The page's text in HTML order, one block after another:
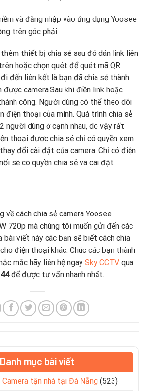
và đăng nhập vào ứng dụng Yoosee
trên góc phải.
thêm thiết bị chia sẻ sau đó dán link liên
hoặc chọn quét để quét mã QR
đến liên kết là bạn đã chia sẻ thành
được camera.Sau khi điền link hoặc
công. Người dùng có thể theo dõi
điện thoại của mình. Quá trình chia sẻ
người dùng ở cạnh nhau, do vậy rất
thoại được chia sẻ chỉ có quyền xem
đổi cài đặt của camera. Chỉ có điện
sẽ có quyền chia sẻ và cài đặt
về cách chia sẻ camera Yoosee
720p mà chúng tôi muốn gửi đến các
bài viết này các bạn sẽ biết cách chia
điện thoại khác. Chúc các bạn thành
mắc hãy liên hệ ngay Sky CCTV qua
để được tư vấn nhanh nhất.
Danh mục bài viết
Camera tận nhà tại Đà Nẵng (523)